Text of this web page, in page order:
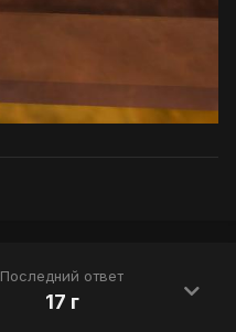
Последний ответ
17 г